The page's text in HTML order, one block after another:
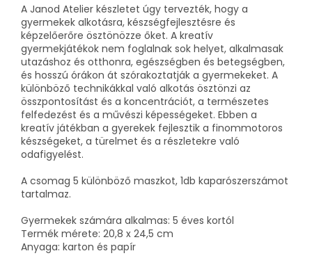
A Janod Atelier készletet úgy tervezték, hogy a
gyermekek alkotásra, készségfejlesztésre és
képzelőerőre ösztönözze őket. A kreatív
gyermekjátékok nem foglalnak sok helyet, alkalmasak
utazáshoz és otthonra, egészségben és betegségben,
és hosszú órákon át szórakoztatják a gyermekeket. A
különböző technikákkal való alkotás ösztönzi az
összpontosítást és a koncentrációt, a természetes
felfedezést és a művészi képességeket. Ebben a
kreatív játékban a gyerekek fejlesztik a finommotoros
készségeket, a türelmet és a részletekre való
odafigyelést.
A csomag 5 különböző maszkot, 1db kaparószerszámot
tartalmaz.
Gyermekek számára alkalmas: 5 éves kortól
Termék mérete: 20,8 x 24,5 cm
Anyaga: karton és papír